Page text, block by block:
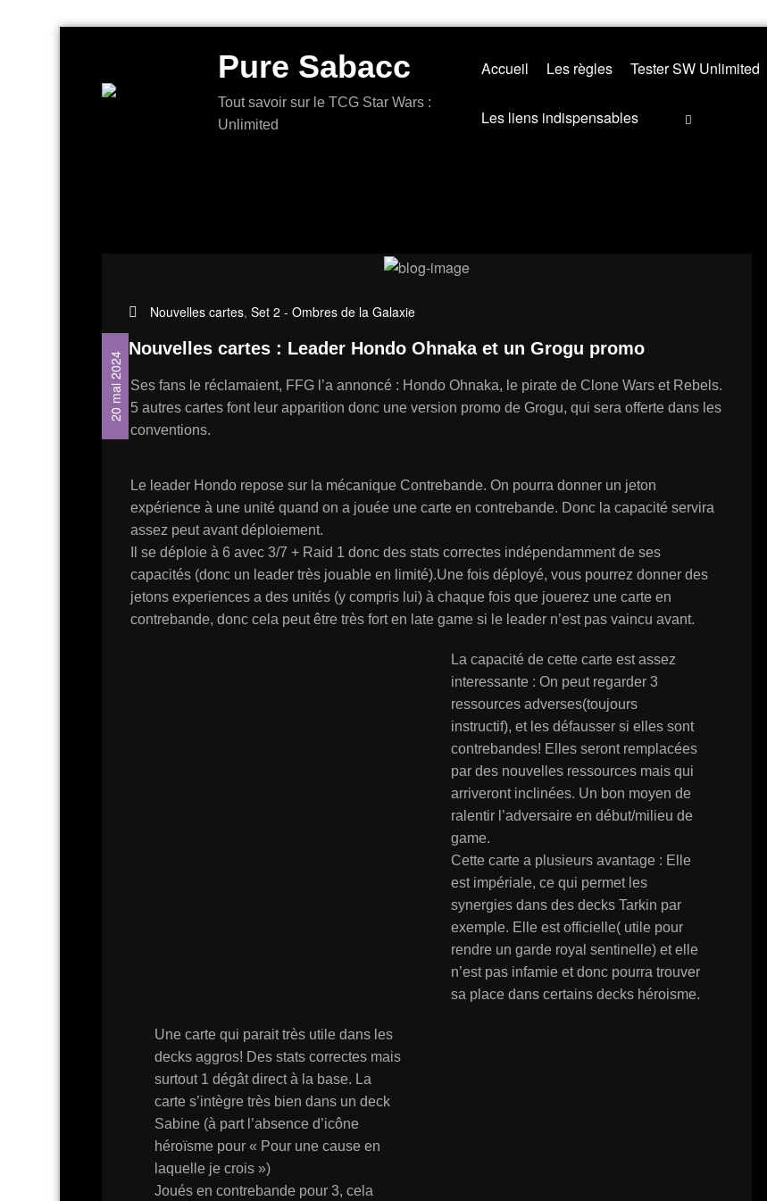
contenu
Pure Sabacc
Tout savoir sur le TCG Star Wars :
Unlimited
Accueil Les règles Tester SW Unlimited
Les liens indispensables
20 mai 2024
Nouvelles cartes, Set 2 - Ombres de la Galaxie
Nouvelles cartes : Leader Hondo Ohnaka et un Grogu promo
Ses fans le réclamaient, FFG l’a annoncé : Hondo Ohnaka, le pirate de Clone Wars et Rebels.
5 autres cartes font leur apparition donc une version promo de Grogu, qui sera offerte dans les
conventions.
Le leader Hondo repose sur la mécanique Contrebande. On pourra donner un jeton
expérience à une unité quand on a jouée une carte en contrebande. Donc la capacité servira
assez peut avant déploiement.
Il se déploie à 6 avec 3/7 + Raid 1 donc des stats correctes indépendamment de ses
capacités (donc un leader très jouable en limité).Une fois déployé, vous pourrez donner des
jetons experiences a des unités (y compris lui) à chaque fois que jouerez une carte en
contrebande, donc cela peut être très fort en late game si le leader n’est pas vaincu avant.
La capacité de cette carte est assez
interessante : On peut regarder 3
ressources adverses(toujours
instructif), et les défausser si elles sont
contrebandes! Elles seront remplacées
par des nouvelles ressources mais qui
arriveront inclinées. Un bon moyen de
ralentir l’adversaire en début/milieu de
game.
Cette carte a plusieurs avantage : Elle
est impériale, ce qui permet les
synergies dans des decks Tarkin par
exemple. Elle est officielle( utile pour
rendre un garde royal sentinelle) et elle
n’est pas infamie et donc pourra trouver
sa place dans certains decks héroisme.
Une carte qui parait très utile dans les
decks aggros! Des stats correctes mais
surtout 1 dégât direct à la base. La
carte s’intègre très bien dans un deck
Sabine (à part l’absence d’icône
héroïsme pour « Pour une cause en
laquelle je crois »)
Joués en contrebande pour 3, cela